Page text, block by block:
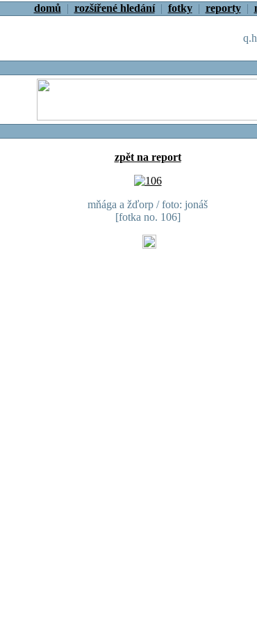
domů | rozšířené hledání| fotky| reporty|
zpět na report
mňága a žďorp / foto: jonáš
[fotka no. 106]